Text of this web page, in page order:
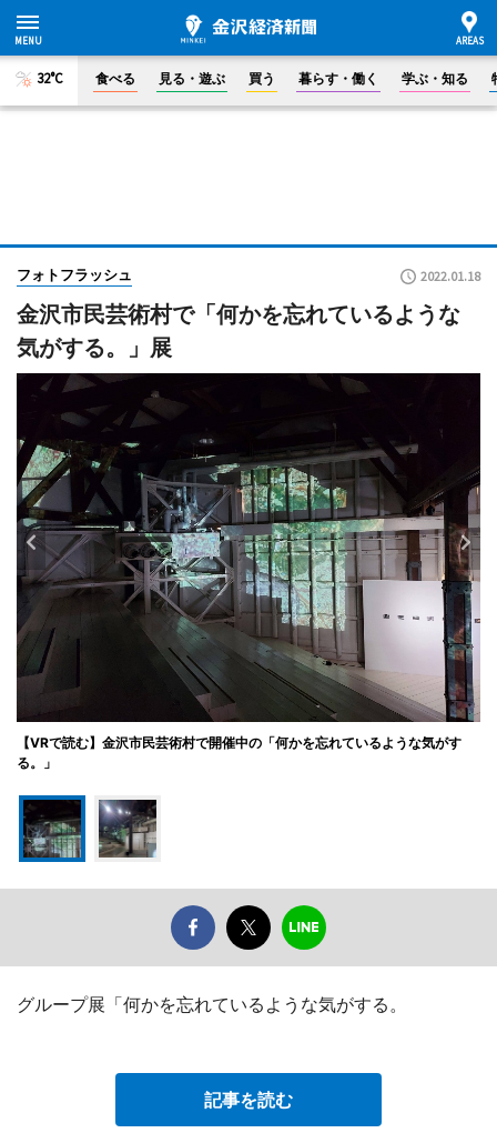
32°C 食べる 見る・遊ぶ 買う 暮らす・働く 学ぶ・知る
フォトフラッシュ 2022.01.18
金沢市民芸術村で「何かを忘れているような
気がする。」展
【VRで読む】金沢市民芸術村で開催中の「何かを忘れているような気がす
る。」
グループ展「何かを忘れているような気がする。
記事を読む